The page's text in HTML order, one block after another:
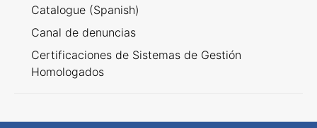
Catalogue (Spanish)
Canal de denuncias
Certificaciones de Sistemas de Gestión
Homologados